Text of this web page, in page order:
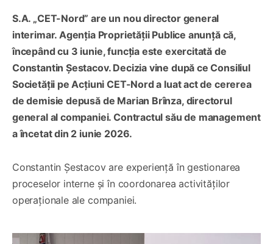
S.A. „CET-Nord” are un nou director general
interimar. Agenția Proprietății Publice anunță că,
începând cu 3 iunie, funcția este exercitată de
Constantin Șestacov. Decizia vine după ce Consiliul
Societății pe Acțiuni CET-Nord a luat act de cererea
de demisie depusă de Marian Brînza, directorul
general al companiei. Contractul său de management
a încetat din 2 iunie 2026.
Constantin Șestacov are experiență în gestionarea
proceselor interne și în coordonarea activităților
operaționale ale companiei.